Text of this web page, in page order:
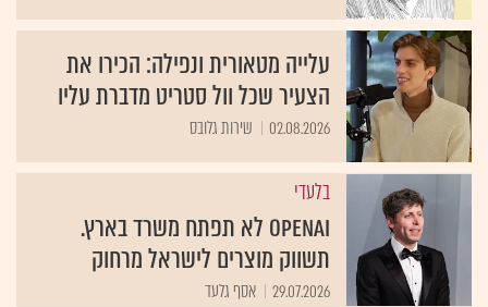
עלייה מטאורית ונפילה: הכירו את
הצעיר שכל וול סטריט מדברת עליו
02.08.2026 שירות גלובס
בלעדי
OpenAI לא תפתח משרד בארץ.
תשווק מוצרים לישראל מרחוק
29.07.2026 אסף גלעד